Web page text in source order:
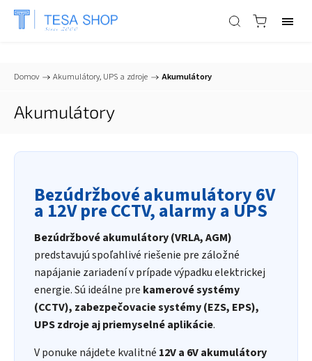
📞+421 903 553 805 info@tesa-systems.sk
Domov / Akumulátory, UPS a zdroje / Akumulátory
Akumulátory
Bezúdržbové akumulátory 6V
a 12V pre CCTV, alarmy a UPS
Bezúdržbové akumulátory (VRLA, AGM)
predstavujú spoľahlivé riešenie pre záložné
napájanie zariadení v prípade výpadku elektrickej
energie. Sú ideálne pre kamerové systémy
(CCTV), zabezpečovacie systémy (EZS, EPS),
UPS zdroje aj priemyselné aplikácie.
V ponuke nájdete kvalitné 12V a 6V akumulátory